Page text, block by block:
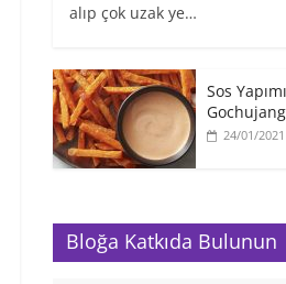
alıp çok uzak ye…
Sos
24/01/2021
Bloğa Katkıda Bulunun